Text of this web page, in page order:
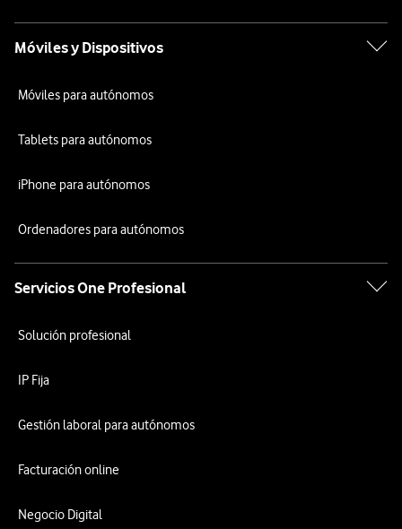
Móviles y Dispositivos
Móviles para autónomos
Tablets para autónomos
iPhone para autónomos
Ordenadores para autónomos
Servicios One Profesional
Solución profesional
IP Fija
Gestión laboral para autónomos
Facturación online
Negocio Digital